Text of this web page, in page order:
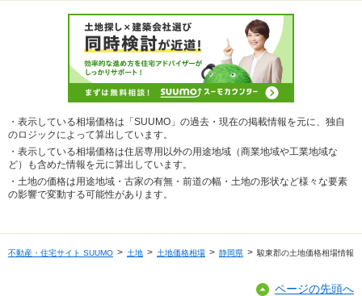
・表示している相場価格は「SUUMO」の過去・現在の掲載情報を元に、独自
のロジックによって算出しています。
・表示している相場価格は住居専用以外の用途地域（商業地域や工業地域な
ど）も含めた情報を元に算出しています。
・土地の価格は用途地域・古家の有無・前道の幅・土地の形状など様々な要素
の影響で変動する可能性があります。
不動産・住宅サイト SUUMO 土地 土地価格相場 静岡県 駿東郡の土地価格相場情報
ページの先頭へ